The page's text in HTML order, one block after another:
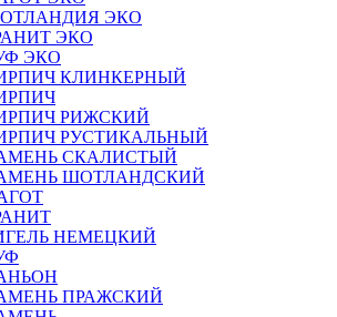
ЭКО
ЭКО
ЭКО
КЛИНКЕРНЫЙ
РИЖСКИЙ
РУСТИКАЛЬНЫЙ
СКАЛИСТЫЙ
ШОТЛАНДСКИЙ
НЕМЕЦКИЙ
ПРАЖСКИЙ